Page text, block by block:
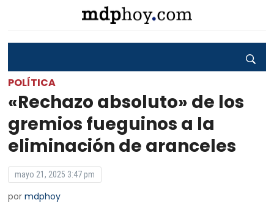
POLÍTICA
«Rechazo absoluto» de los
gremios fueguinos a la
eliminación de aranceles
mayo 21, 2025 3:47 pm
pormdphoy